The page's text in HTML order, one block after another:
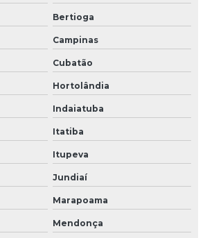
Bertioga
Campinas
Cubatão
Hortolândia
Indaiatuba
Itatiba
Itupeva
Jundiaí
Marapoama
Mendonça